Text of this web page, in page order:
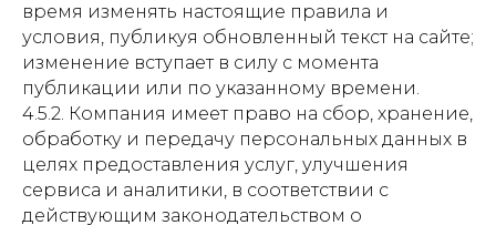
время изменять настоящие правила и
условия, публикуя обновленный текст на сайте;
изменение вступает в силу с момента
публикации или по указанному времени.
4.5.2. Компания имеет право на сбор, хранение,
обработку и передачу персональных данных в
целях предоставления услуг, улучшения
сервиса и аналитики, в соответствии с
действующим законодательством о